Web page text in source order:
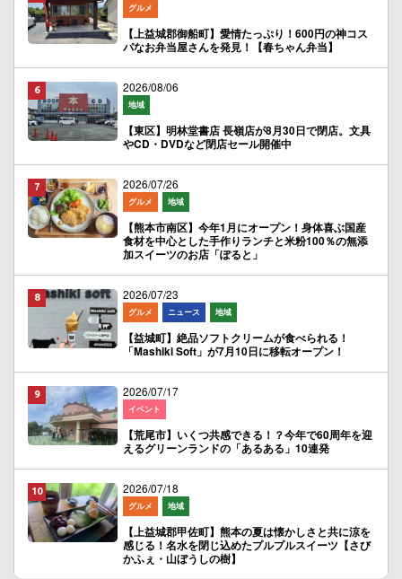
グルメ
【上益城郡御船町】愛情たっぷり！600円の神コス
パなお弁当屋さんを発見！【春ちゃん弁当】
2026/08/06
地域
【東区】明林堂書店 長嶺店が8月30日で閉店。文具
やCD・DVDなど閉店セール開催中
2026/07/26
グルメ 地域
【熊本市南区】今年1月にオープン！身体喜ぶ国産
食材を中心とした手作りランチと米粉100％の無添
加スイーツのお店「ぽると」
2026/07/23
グルメ ニュース 地域
【益城町】絶品ソフトクリームが食べられる！
「Mashiki Soft」が7月10日に移転オープン！
2026/07/17
イベント
【荒尾市】いくつ共感できる！？今年で60周年を迎
えるグリーンランドの「あるある」10連発
2026/07/18
グルメ 地域
【上益城郡甲佐町】熊本の夏は懐かしさと共に涼を
感じる！名水を閉じ込めたプルプルスイーツ【さび
かふぇ・山ぼうしの樹】